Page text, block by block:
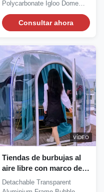
Gestión de energía
Polycarbonate Igloo Dome
Homes We would like...
Consultar ahora
VÍDEO
Tiendas de burbujas al
aire libre con marco de
aluminio, integración de
red, alta estabilidad
Detachable Transparent